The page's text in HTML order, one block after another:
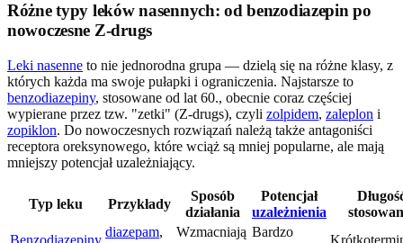
Różne typy leków nasennych: od benzodiazepin po
nowoczesne Z-drugs
Leki nasenne to nie jednorodna grupa — dzielą się na różne klasy, z
których każda ma swoje pułapki i ograniczenia. Najstarsze to
benzodiazepiny, stosowane od lat 60., obecnie coraz częściej
wypierane przez tzw. "zetki" (Z-drugs), czyli zolpidem, zaleplon i
zopiklon. Do nowoczesnych rozwiązań należą także antagoniści
receptora oreksynowego, które wciąż są mniej popularne, ale mają
mniejszy potencjał uzależniający.
Typ leku Przykłady
Sposób
działania
Potencjał
uzależnienia
Benzodiazepiny
diazepam,
Wzmacniają Bardzo